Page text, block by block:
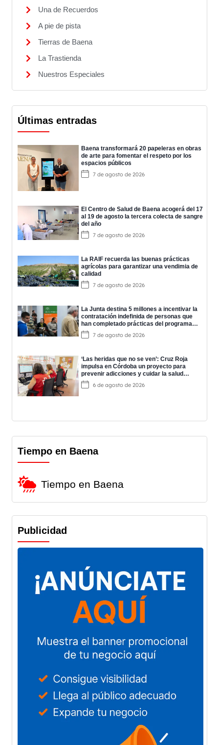
Una de Recuerdos
A pie de pista
Tierras de Baena
La Trastienda
Nuestros Especiales
Últimas entradas
Baena transformará 20 papeleras en obras
de arte para fomentar el respeto por los
espacios públicos
7 de agosto de 2026
El Centro de Salud de Baena acogerá del 17
al 19 de agosto la tercera colecta de sangre
del año
7 de agosto de 2026
La RAIF recuerda las buenas prácticas
agrícolas para garantizar una vendimia de
calidad
7 de agosto de 2026
La Junta destina 5 millones a incentivar la
contratación indefinida de personas que
han completado prácticas del programa
EPES
7 de agosto de 2026
‘Las heridas que no se ven’: Cruz Roja
impulsa en Córdoba un proyecto para
prevenir adicciones y cuidar la salud
mental
6 de agosto de 2026
Tiempo en Baena
Tiempo en Baena
Publicidad